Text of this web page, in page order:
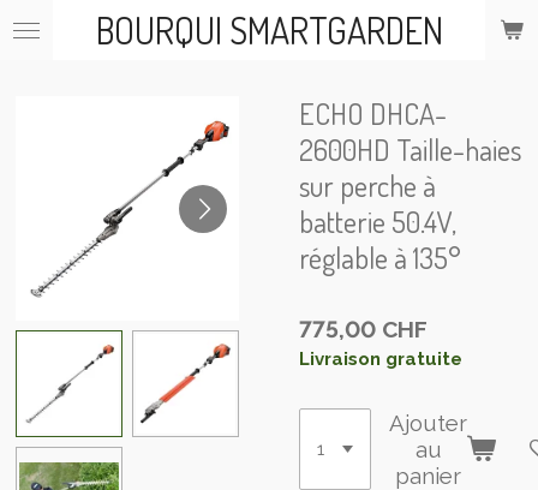
Passer
BOURQUI SMARTGARDEN
ECHO DHCA-
2600HD Taille-haies
sur perche à
batterie 50.4V,
réglable à 135°
775,00 CHF
Livraison gratuite
Ajouter
au
panier